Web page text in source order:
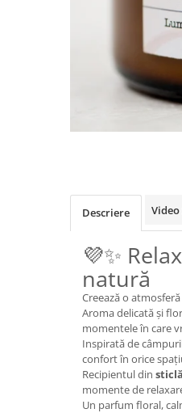
Descriere Video
💜✨
natură
Creează o
Aroma delicată și
momentele în care
Inspirată de
confort în orice
Recipientul din
momente de
Un parfum floral,